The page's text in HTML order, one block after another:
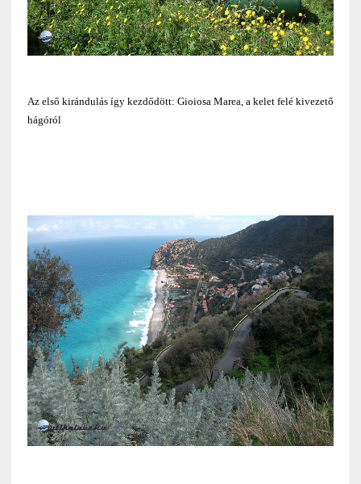
Az első kirándulás így kezdődött: Gioiosa Marea, a kelet felé kivezető
hágóról